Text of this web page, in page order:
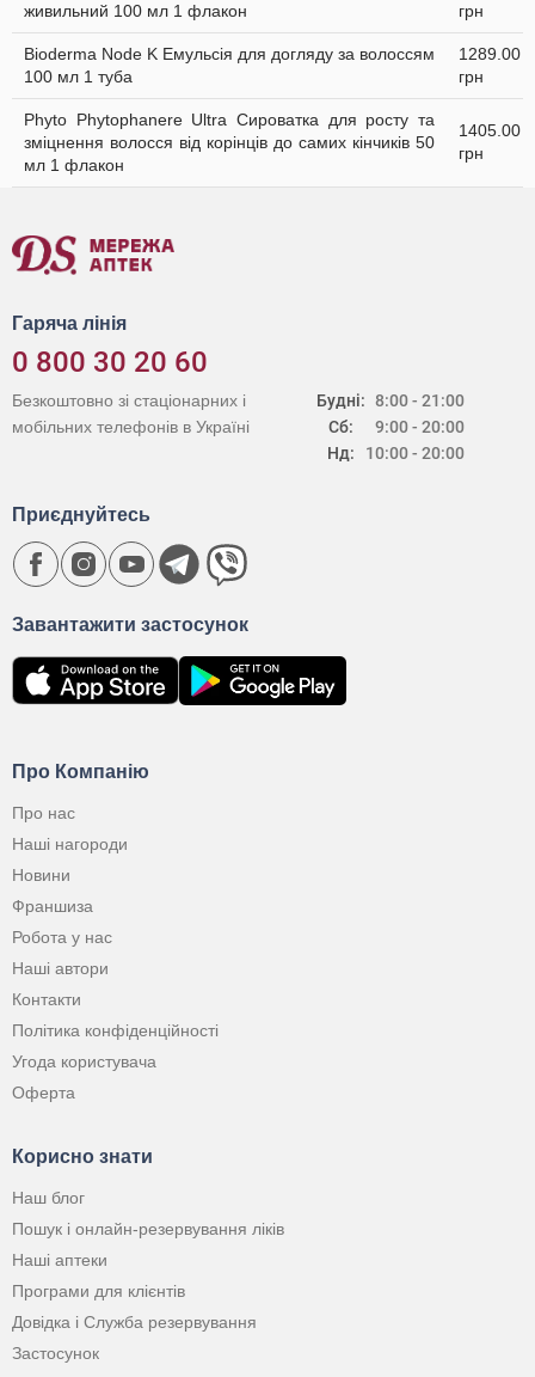
живильний 100 мл 1 флакон
грн
Bioderma Node K Емульсія для догляду за волоссям
100 мл 1 туба
1289.00
грн
Phyto Phytophanere Ultra Сироватка для росту та
зміцнення волосся від корінців до самих кінчиків 50
мл 1 флакон
1405.00
грн
Гаряча лінія
0 800 30 20 60
Будні:
Сб:
Нд:
8:00 - 21:00
9:00 - 20:00
10:00 - 20:00
Безкоштовно зі стаціонарних і
мобільних телефонів в Україні
Про Компанію
Про нас
Наші нагороди
Новини
Франшиза
Робота у нас
Наші автори
Контакти
Політика конфіденційності
Угода користувача
Оферта
Корисно знати
Наш блог
Пошук і онлайн-резервування ліків
Наші аптеки
Програми для клієнтів
Довідка і Служба резервування
Застосунок
Завантажити застосунок
Приєднуйтесь